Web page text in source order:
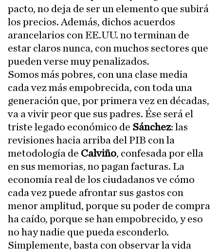
pacto, no deja de ser un elemento que subirá
los precios. Además, dichos acuerdos
arancelarios con EE.UU. no terminan de
estar claros nunca, con muchos sectores que
pueden verse muy penalizados.
Somos más pobres, con una clase media
cada vez más empobrecida, con toda una
generación que, por primera vez en décadas,
va a vivir peor que sus padres. Ése será el
triste legado económico de Sánchez: las
revisiones hacia arriba del PIB con la
metodología de Calviño, confesada por ella
en sus memorias, no pagan facturas. La
economía real de los ciudadanos ve cómo
cada vez puede afrontar sus gastos con
menor amplitud, porque su poder de compra
ha caído, porque se han empobrecido, y eso
no hay nadie que pueda esconderlo.
Simplemente, basta con observar la vida